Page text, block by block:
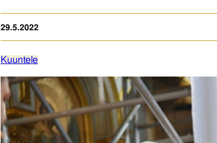
29.5.2022
Kuuntele